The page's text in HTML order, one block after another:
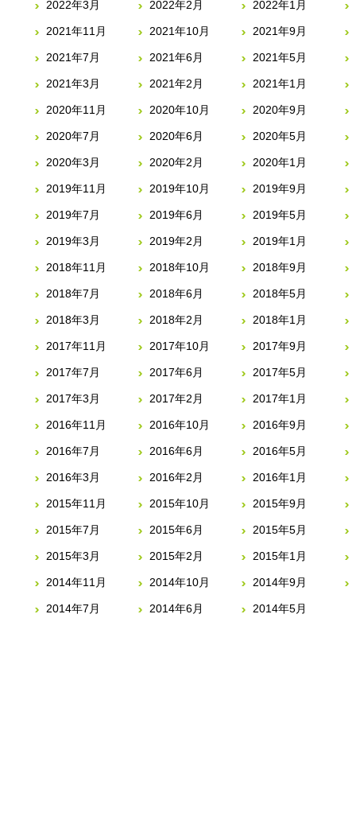
2022年3月 2022年2月 2022年1月
2021年11月 2021年10月 2021年9月
2021年7月 2021年6月 2021年5月
2021年3月 2021年2月 2021年1月
2020年11月 2020年10月 2020年9月
2020年7月 2020年6月 2020年5月
2020年3月 2020年2月 2020年1月
2019年11月 2019年10月 2019年9月
2019年7月 2019年6月 2019年5月
2019年3月 2019年2月 2019年1月
2018年11月 2018年10月 2018年9月
2018年7月 2018年6月 2018年5月
2018年3月 2018年2月 2018年1月
2017年11月 2017年10月 2017年9月
2017年7月 2017年6月 2017年5月
2017年3月 2017年2月 2017年1月
2016年11月 2016年10月 2016年9月
2016年7月 2016年6月 2016年5月
2016年3月 2016年2月 2016年1月
2015年11月 2015年10月 2015年9月
2015年7月 2015年6月 2015年5月
2015年3月 2015年2月 2015年1月
2014年11月 2014年10月 2014年9月
2014年7月 2014年6月 2014年5月